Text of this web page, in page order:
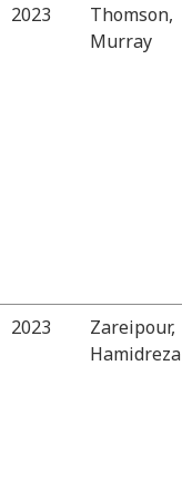
2023
Thomson,
Murray
2023
Zareipour,
Hamidreza